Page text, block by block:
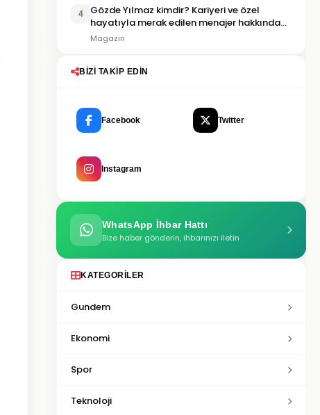
4
Gözde Yılmaz kimdir? Kariyeri ve özel
hayatıyla merak edilen menajer hakkında
bilgiler
Magazin
BIZI TAKIP EDIN
Facebook Twitter
Instagram
WhatsApp İhbar Hattı
Bize haber gönderin, ihbarınızı iletin
KATEGORILER
Gundem
Ekonomi
Spor
Teknoloji